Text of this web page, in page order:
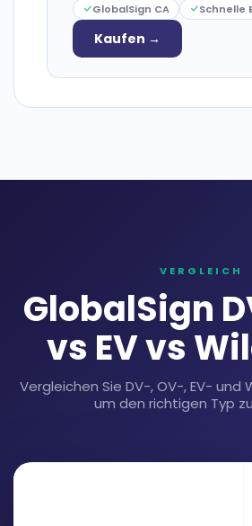
GlobalSign CA
Schnelle
Kaufen →
VERGLEICH
GlobalSign
vs EV vs
Vergleichen Sie DV-, OV-, EV-
um den richtigen Typ